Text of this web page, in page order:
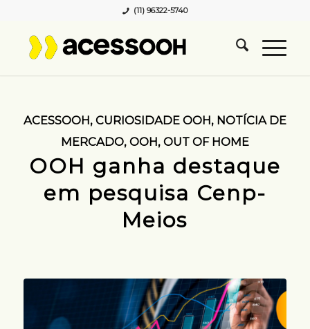
(11) 96322-5740
ACESSOOH, CURIOSIDADE OOH, NOTÍCIA DE
MERCADO, OOH, OUT OF HOME
OOH ganha destaque
em pesquisa Cenp-
Meios